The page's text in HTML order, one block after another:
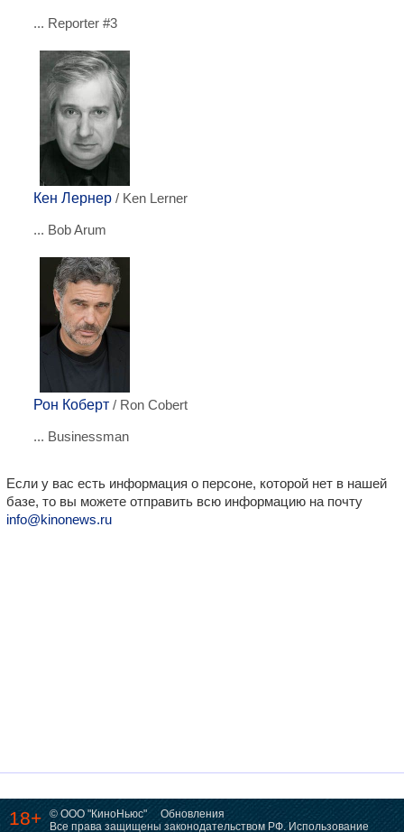
... Reporter #3
Кен Лернер / Ken Lerner
... Bob Arum
Рон Коберт / Ron Cobert
... Businessman
Если у вас есть информация о персоне, которой нет в нашей
базе, то вы можете отправить всю информацию на почту
info@kinonews.ru
18+ © ООО "КиноНьюс"
Обновления
Все права защищены законодательством РФ. Использование